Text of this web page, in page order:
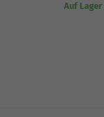
Auf Lager